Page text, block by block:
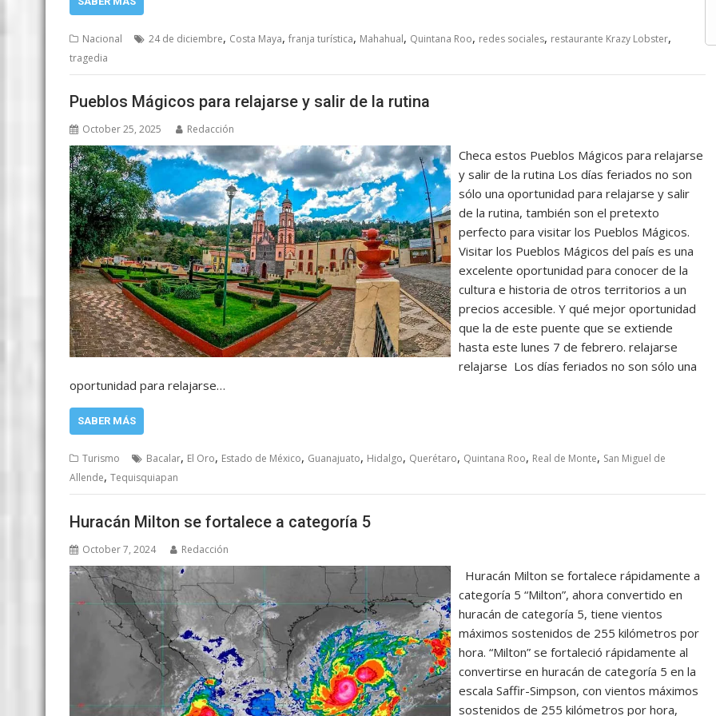
Nacional 24 de diciembre, Costa Maya, franja turística, Mahahual, Quintana Roo, redes sociales, restaurante Krazy Lobster,
tragedia
Pueblos Mágicos para relajarse y salir de la rutina
October 25, 2025 Redacción
Checa estos Pueblos Mágicos para relajarse
y salir de la rutina Los días feriados no son
sólo una oportunidad para relajarse y salir
de la rutina, también son el pretexto
perfecto para visitar los Pueblos Mágicos.
Visitar los Pueblos Mágicos del país es una
excelente oportunidad para conocer de la
cultura e historia de otros territorios a un
precios accesible. Y qué mejor oportunidad
que la de este puente que se extiende
hasta este lunes 7 de febrero. relajarse
relajarse Los días feriados no son sólo una
oportunidad para relajarse…
SABER MÁS
Turismo Bacalar, El Oro, Estado de México, Guanajuato, Hidalgo, Querétaro, Quintana Roo, Real de Monte, San Miguel de
Allende, Tequisquiapan
Huracán Milton se fortalece a categoría 5
October 7, 2024 Redacción
Huracán Milton se fortalece rápidamente a
categoría 5 “Milton”, ahora convertido en
huracán de categoría 5, tiene vientos
máximos sostenidos de 255 kilómetros por
hora. “Milton” se fortaleció rápidamente al
convertirse en huracán de categoría 5 en la
escala Saffir-Simpson, con vientos máximos
sostenidos de 255 kilómetros por hora,